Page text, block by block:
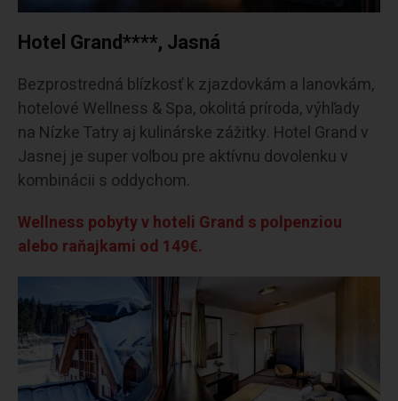
Hotel Grand****, Jasná
Bezprostredná blízkosť k zjazdovkám a lanovkám,
hotelové Wellness & Spa, okolitá príroda, výhľady
na Nízke Tatry aj kulinárske zážitky. Hotel Grand v
Jasnej je super voľbou pre aktívnu dovolenku v
kombinácii s oddychom.
Wellness pobyty v hoteli Grand s polpenziou
alebo raňajkami od 149€.